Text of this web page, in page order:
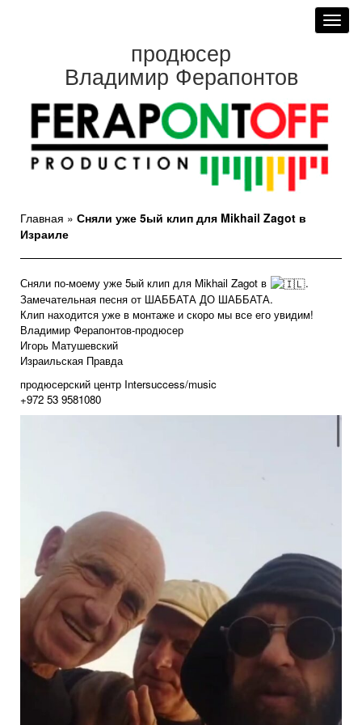
продюсер
Владимир Ферапонтов
Главная » Сняли уже 5ый клип для Mikhail Zagot в
Израиле
Сняли по-моему уже 5ый клип для Mikhail Zagot в
.
Замечательная песня от ШАББАТА ДО ШАББАТА.
Клип находится уже в монтаже и скоро мы все его увидим!
Владимир Ферапонтов-продюсер
Игорь Матушевский
Израильская Правда
продюсерский центр Intersuccess/music
+972 53 9581080